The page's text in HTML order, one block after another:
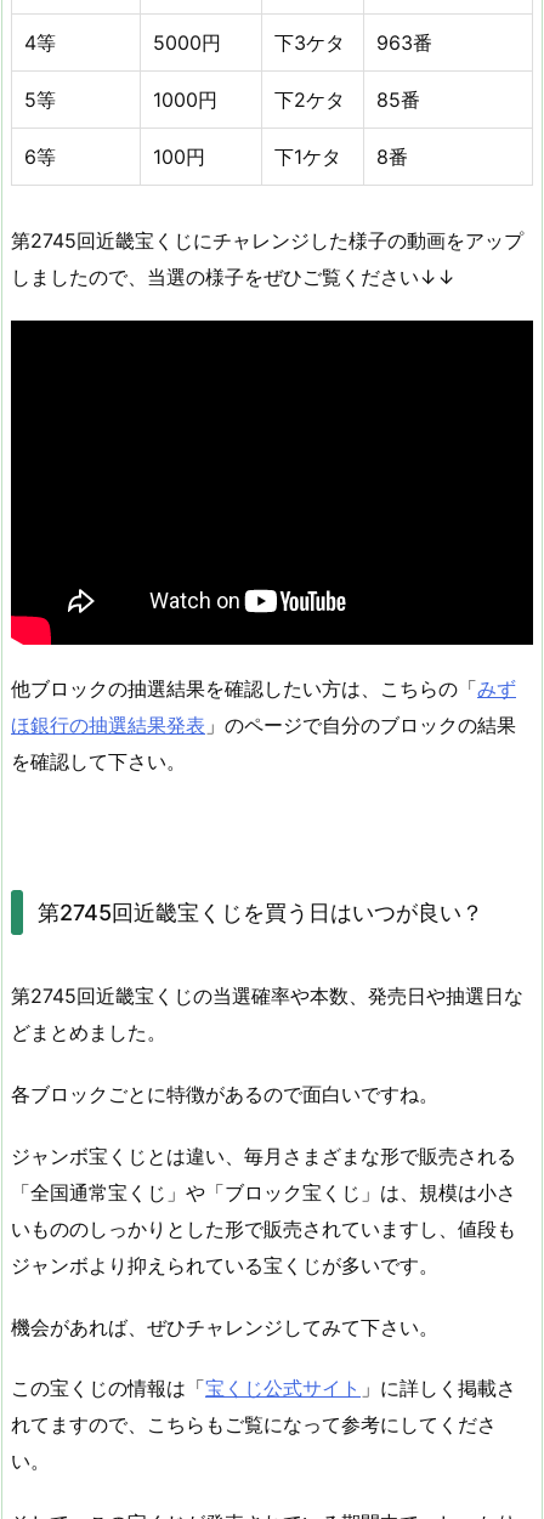
4等 5000円 下3ケタ 963番
5等 1000円 下2ケタ 85番
6等 100円 下1ケタ 8番
第2745回近畿宝くじにチャレンジした様子の動画をアップ
しましたので、当選の様子をぜひご覧ください↓↓
他ブロックの抽選結果を確認したい方は、こちらの「みず
ほ銀行の抽選結果発表 」のページで自分のブロックの結果
を確認して下さい。
第2745回近畿宝くじを買う日はいつが良い？
第2745回近畿宝くじの当選確率や本数、発売日や抽選日な
どまとめました。
各ブロックごとに特徴があるので面白いですね。
ジャンボ宝くじとは違い、毎月さまざまな形で販売される
「全国通常宝くじ」や「ブロック宝くじ」は、規模は小さ
いもののしっかりとした形で販売されていますし、値段も
ジャンボより抑えられている宝くじが多いです。
機会があれば、ぜひチャレンジしてみて下さい。
この宝くじの情報は「宝くじ公式サイト 」に詳しく掲載さ
れてますので、こちらもご覧になって参考にしてくださ
い。